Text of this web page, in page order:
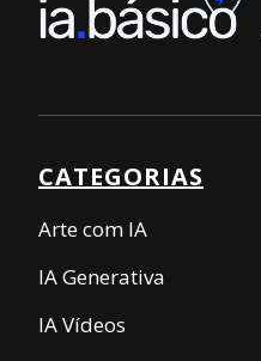
CATEGORIAS
Arte com IA
IA Generativa
IA Vídeos